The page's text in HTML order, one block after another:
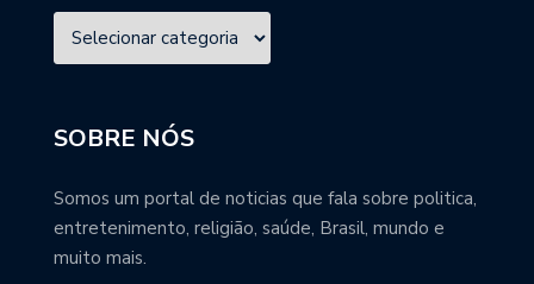
SOBRE NÓS
Somos um portal de noticias que fala sobre politica,
entretenimento, religião, saúde, Brasil, mundo e
muito mais.